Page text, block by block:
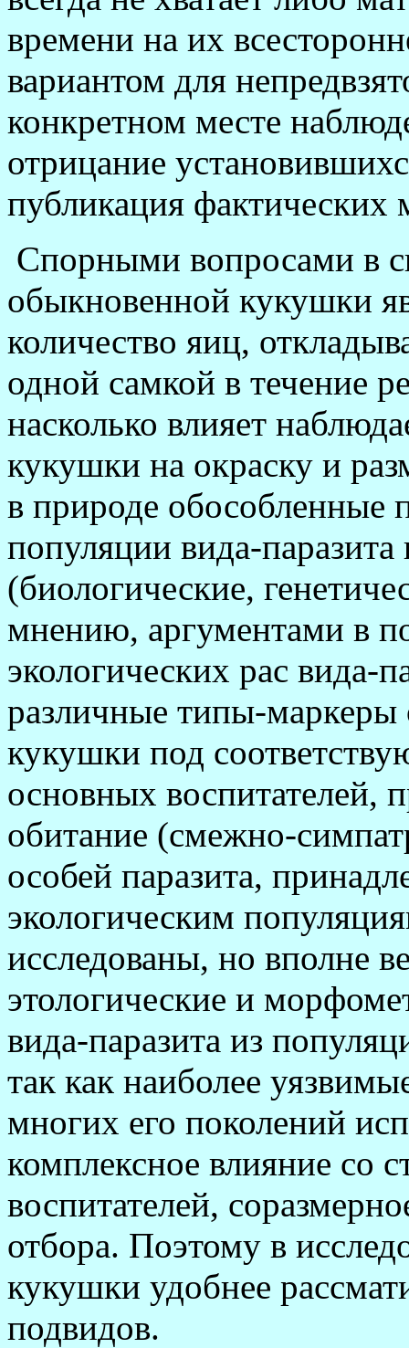
времени на их
вариантом для
конкретном месте
отрицание
публикация фактических
Спорными вопросами в
обыкновенной кукушки
количество яиц,
одной самкой в течение
насколько влияет
кукушки на окраску и
в природе обособленные
популяции вида-паразита
(биологические,
мнению, аргументами в
экологических рас вида-
различные типы-маркеры
кукушки под
основных воспитателей,
обитание (смежно-
особей паразита,
экологическим
исследованы, но вполне
этологические и
вида-паразита из
так как наиболее
многих его поколений
комплексное влияние со
воспитателей,
отбора. Поэтому в
кукушки удобнее
подвидов.